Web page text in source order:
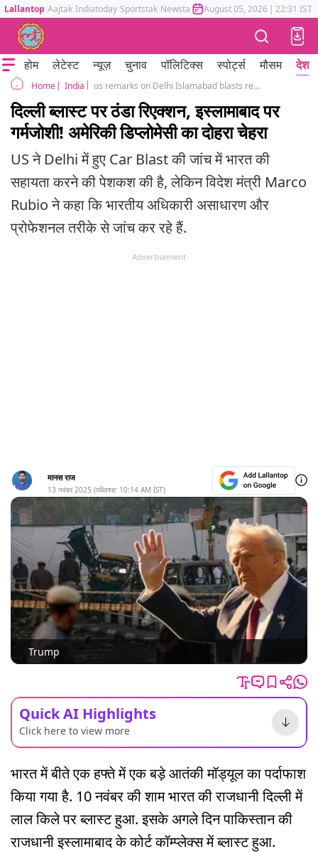
Lallantop Aajtak Indiatoday Sportstak Newstak Mumbai Tak Astrotak
August 05, 2026 | 22:31 IST
होम लेटेस्ट न्यूज़ चुनाव पॉलिटिक्स स्पोर्ट्स मौसम देश
Home India us remarks on Delhi Islamabad blasts reveal Trump bias about both nations
दिल्ली ब्लास्ट पर ठंडा रिएक्शन, इस्लामाबाद पर
गर्मजोशी! अमेरिकी डिप्लोमेसी का दोहरा चेहरा
US ने Delhi में हुए Car Blast की जांच में भारत की
सहायता करने की पेशकश की है, लेकिन विदेश मंत्री Marco
Rubio ने कहा कि भारतीय अधिकारी असाधारण और
प्रोफेशनल तरीके से जांच कर रहे हैं.
Advertisement
मानस राज
13 नवंबर 2025 (पब्लिश्ड: 10:14 AM IST)
Trump
Quick AI Highlights
Click here to view more
भारत में बीते एक हफ्ते में एक बड़े आतंकी मॉड्यूल का पर्दाफाश
किया गया है. 10 नवंबर की शाम भारत की राजधानी दिल्ली में
लाल किले पर ब्लास्ट हुआ. इसके अगले दिन पाकिस्तान की
राजधानी इस्लामाबाद के कोर्ट कॉम्प्लेक्स में ब्लास्ट हुआ.